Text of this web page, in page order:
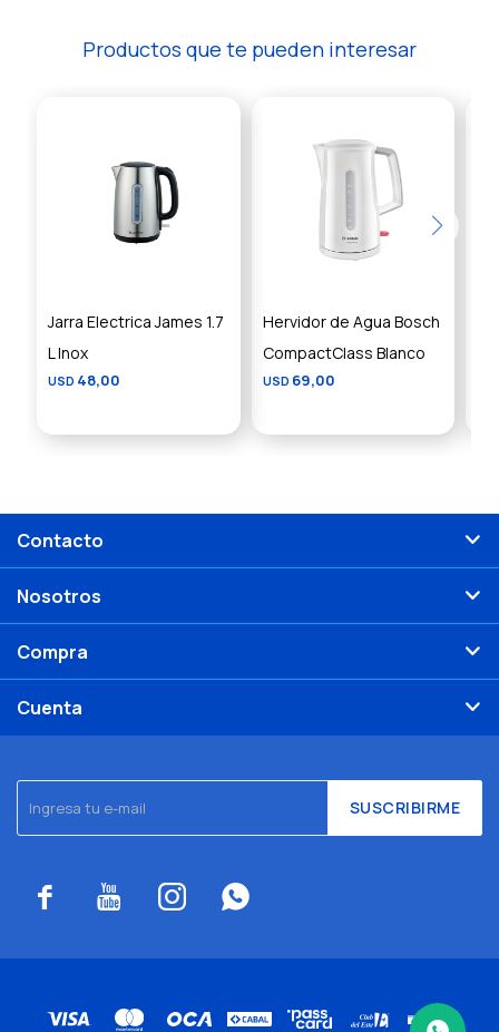
Productos que te pueden interesar
Jarra Electrica James 1.7
L Inox
USD 48,00
Hervidor de Agua Bosch
CompactClass Blanco
USD 69,00
SUSCRIBIRME
   
Contacto
Nosotros
Compra
Cuenta